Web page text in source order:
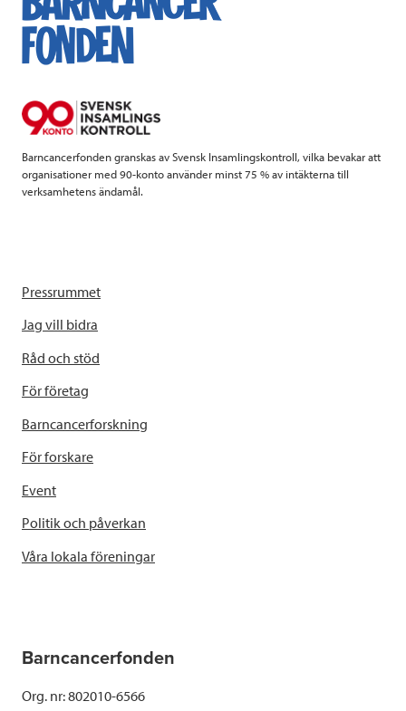
b
k
t
e
Barncancerfonden granskas av Svensk Insamlingskontroll, vilka bevakar att
organisationer med 90-konto använder minst 75 % av intäkterna till
verksamhetens ändamål.
Pressrummet
Jag vill bidra
Råd och stöd
För företag
Barncancerforskning
För forskare
Event
Politik och påverkan
Våra lokala föreningar
Barncancerfonden
Org. nr: 802010-6566